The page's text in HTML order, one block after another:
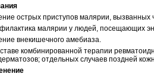
острых приступов малярии,
малярии у людей, посещающих
внекишечного амебиаза.
комбинированной терапии
отдельных случаев поздней